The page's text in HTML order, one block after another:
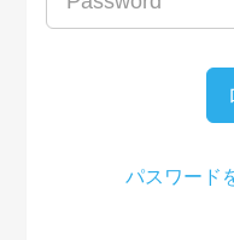
パスワード